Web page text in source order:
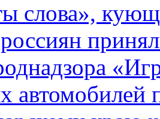
слова»,
автомобилей